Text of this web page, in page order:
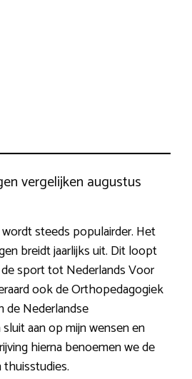
vergelijken augustus
steeds populairder. Het
breidt jaarlijks uit. Dit loopt
sport tot Nederlands Voor
ook de Orthopedagogiek
de Nederlandse
aan op mijn wensen en
hierna benoemen we de